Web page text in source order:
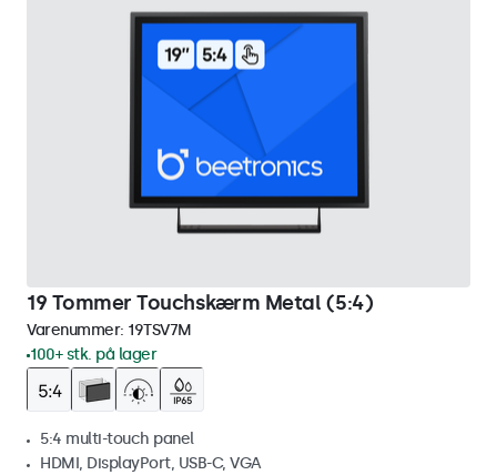
19 Tommer Touchskærm Metal (5:4)
Varenummer: 19TSV7M
100+ stk. på lager
5:4 multi-touch panel
HDMI, DisplayPort, USB-C, VGA